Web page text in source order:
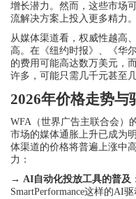
增长潜力。然而，这些市场
流解决方案上投入更多精力。
从媒体渠道看，权威性越高
高。在《纽约时报》、《华
的费用可能高达数万美元，
许多，可能只需几千元甚至
2026年价格走势与
WFA（世界广告主联合会）
市场的媒体通胀上升已成为
体渠道的价格将普遍上涨中
力：
→ AI自动化投放工具的普及
SmartPerformance这样的AI